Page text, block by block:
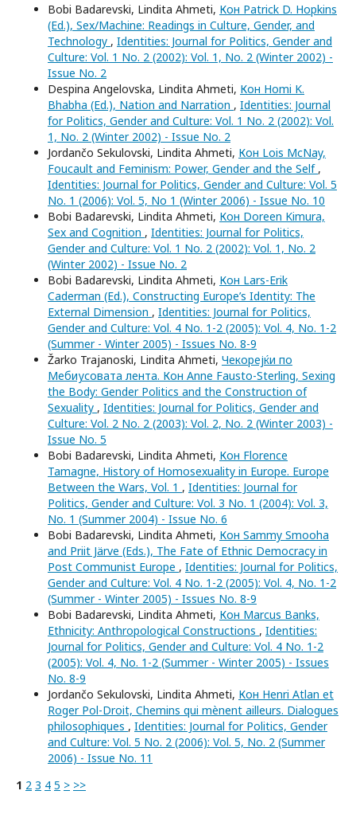
Bobi Badarevski, Lindita Ahmeti, Кон Patrick D. Hopkins
(Ed.), Sex/Machine: Readings in Culture, Gender, and
Technology , Identities: Journal for Politics, Gender and
Culture: Vol. 1 No. 2 (2002): Vol. 1, No. 2 (Winter 2002) -
Issue No. 2
Despina Angelovska, Lindita Ahmeti, Кон Homi K.
Bhabha (Ed.), Nation and Narration , Identities: Journal
for Politics, Gender and Culture: Vol. 1 No. 2 (2002): Vol.
1, No. 2 (Winter 2002) - Issue No. 2
Jordančo Sekulovski, Lindita Ahmeti, Кон Lois McNay,
Foucault and Feminism: Power, Gender and the Self ,
Identities: Journal for Politics, Gender and Culture: Vol. 5
No. 1 (2006): Vol. 5, No 1 (Winter 2006) - Issue No. 10
Bobi Badarevski, Lindita Ahmeti, Кон Doreen Kimura,
Sex and Cognition , Identities: Journal for Politics,
Gender and Culture: Vol. 1 No. 2 (2002): Vol. 1, No. 2
(Winter 2002) - Issue No. 2
Bobi Badarevski, Lindita Ahmeti, Кон Lars-Erik
Caderman (Ed.), Constructing Europe’s Identity: The
External Dimension , Identities: Journal for Politics,
Gender and Culture: Vol. 4 No. 1-2 (2005): Vol. 4, No. 1-2
(Summer - Winter 2005) - Issues No. 8-9
Žarko Trajanoski, Lindita Ahmeti, Чекорејќи по
Мебиусовата лента. Кон Anne Fausto-Sterling, Sexing
the Body: Gender Politics and the Construction of
Sexuality , Identities: Journal for Politics, Gender and
Culture: Vol. 2 No. 2 (2003): Vol. 2, No. 2 (Winter 2003) -
Issue No. 5
Bobi Badarevski, Lindita Ahmeti, Кон Florence
Tamagne, History of Homosexuality in Europe. Europe
Between the Wars, Vol. 1 , Identities: Journal for
Politics, Gender and Culture: Vol. 3 No. 1 (2004): Vol. 3,
No. 1 (Summer 2004) - Issue No. 6
Bobi Badarevski, Lindita Ahmeti, Кон Sammy Smooha
and Priit Järve (Eds.), The Fate of Ethnic Democracy in
Post Communist Europe , Identities: Journal for Politics,
Gender and Culture: Vol. 4 No. 1-2 (2005): Vol. 4, No. 1-2
(Summer - Winter 2005) - Issues No. 8-9
Bobi Badarevski, Lindita Ahmeti, Кон Marcus Banks,
Ethnicity: Anthropological Constructions , Identities:
Journal for Politics, Gender and Culture: Vol. 4 No. 1-2
(2005): Vol. 4, No. 1-2 (Summer - Winter 2005) - Issues
No. 8-9
Jordančo Sekulovski, Lindita Ahmeti, Кон Henri Atlan et
Roger Pol-Droit, Chemins qui mènent ailleurs. Dialogues
philosophiques , Identities: Journal for Politics, Gender
and Culture: Vol. 5 No. 2 (2006): Vol. 5, No. 2 (Summer
2006) - Issue No. 11
1 2 3 4 5 > >>